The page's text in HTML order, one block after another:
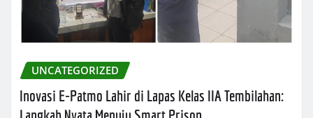
UNCATEGORIZED
Inovasi E-Patmo Lahir di Lapas Kelas IIA Tembilahan: